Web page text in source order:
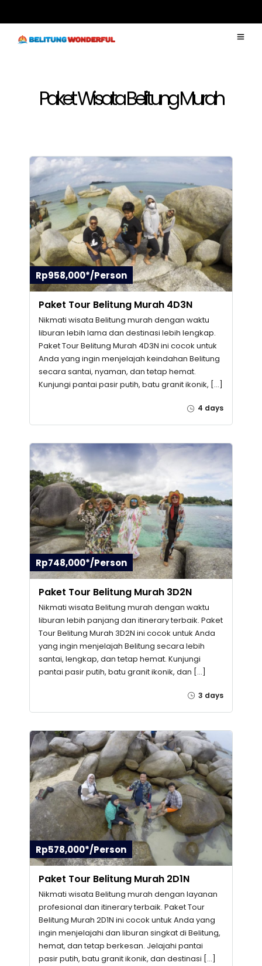
Paket Wisata Belitung Murah
Rp958,000*/Person
Paket Tour Belitung Murah 4D3N
Nikmati wisata Belitung murah dengan waktu
liburan lebih lama dan destinasi lebih lengkap.
Paket Tour Belitung Murah 4D3N ini cocok untuk
Anda yang ingin menjelajah keindahan Belitung
secara santai, nyaman, dan tetap hemat.
Kunjungi pantai pasir putih, batu granit ikonik, […]
4 days
Rp748,000*/Person
Paket Tour Belitung Murah 3D2N
Nikmati wisata Belitung murah dengan waktu
liburan lebih panjang dan itinerary terbaik. Paket
Tour Belitung Murah 3D2N ini cocok untuk Anda
yang ingin menjelajah Belitung secara lebih
santai, lengkap, dan tetap hemat. Kunjungi
pantai pasir putih, batu granit ikonik, dan […]
3 days
Rp578,000*/Person
Paket Tour Belitung Murah 2D1N
Nikmati wisata Belitung murah dengan layanan
profesional dan itinerary terbaik. Paket Tour
Belitung Murah 2D1N ini cocok untuk Anda yang
ingin menjelajahi dan liburan singkat di Belitung,
hemat, dan tetap berkesan. Jelajahi pantai
pasir putih, batu granit ikonik, dan destinasi […]